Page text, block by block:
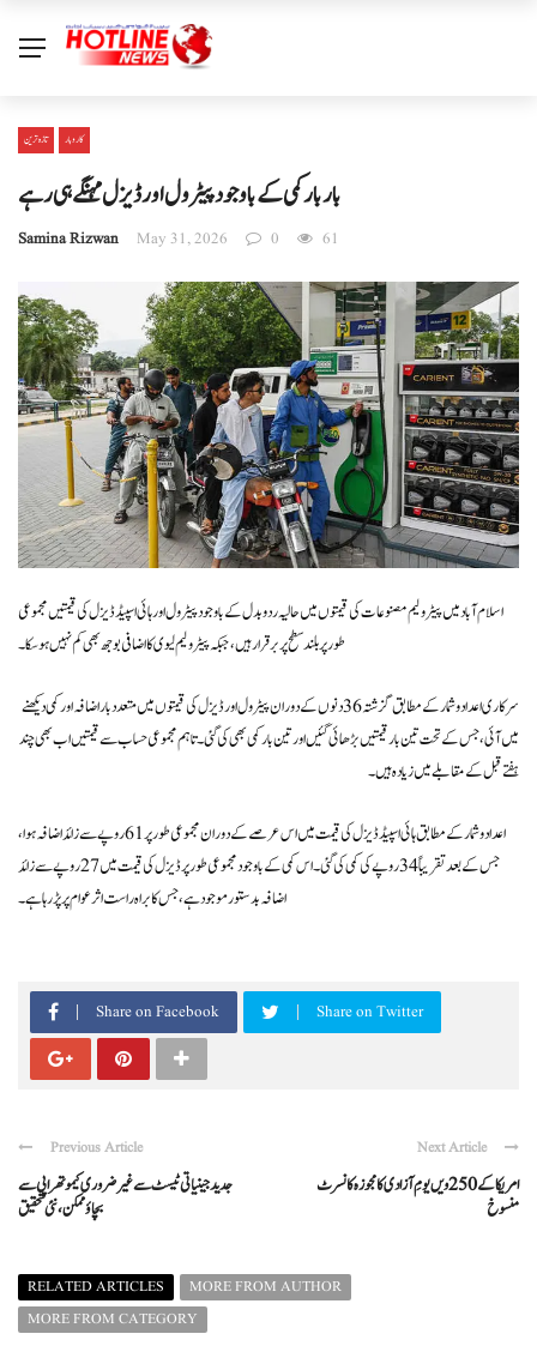
تازہ ترین کاروبار
بار بار کمی کے باوجود پیٹرول اور ڈیزل مہنگے ہی رہے
Samina Rizwan May 31, 2026 0 61
اسلام آباد میں پیٹرولیم مصنوعات کی قیمتوں میں حالیہ رد و بدل کے باوجود پیٹرول اور ہائی اسپیڈ ڈیزل کی قیمتیں مجموعی
طور پر بلند سطح پر برقرار ہیں، جبکہ پیٹرولیم لیوی کا اضافی بوجھ بھی کم نہیں ہو سکا۔
سرکاری اعداد و شمار کے مطابق گزشتہ 36 دنوں کے دوران پیٹرول اور ڈیزل کی قیمتوں میں متعدد بار اضافہ اور کمی دیکھنے
میں آئی، جس کے تحت تین بار قیمتیں بڑھائی گئیں اور تین بار کمی بھی کی گئی۔ تاہم مجموعی حساب سے قیمتیں اب بھی چند
ہفتے قبل کے مقابلے میں زیادہ ہیں۔
اعداد و شمار کے مطابق ہائی اسپیڈ ڈیزل کی قیمت میں اس عرصے کے دوران مجموعی طور پر 61 روپے سے زائد اضافہ ہوا،
جس کے بعد تقریباً 34 روپے کی کمی کی گئی۔ اس کمی کے باوجود مجموعی طور پر ڈیزل کی قیمت میں 27 روپے سے زائد
اضافہ بدستور موجود ہے، جس کا براہ راست اثر عوام پر پڑ رہا ہے۔
Share on Facebook Share on Twitter
Previous Article
جدید جینیاتی ٹیسٹ سے غیر ضروری کیموتھراپی سے
بچاؤ ممکن، نئی تحقیق
Next Article
امریکا کے 250ویں یومِ آزادی کا مجوزہ کانسرٹ
منسوخ
RELATED ARTICLES
MORE FROM AUTHOR
MORE FROM CATEGORY